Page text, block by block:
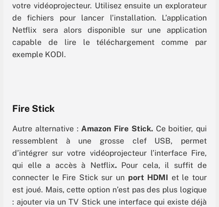
votre vidéoprojecteur. Utilisez ensuite un explorateur
de fichiers pour lancer l’installation. L’application
Netflix sera alors disponible sur une application
capable de lire le téléchargement comme par
exemple KODI.
Fire Stick
Autre alternative : Amazon Fire Stick.Ce boitier, qui
ressemblent à une grosse clef USB, permet
d’intégrer sur votre vidéoprojecteur l’interface Fire,
qui elle a accès à Netflix.Pour cela, il suffit de
connecter le Fire Stick sur un port HDMI et le tour
est joué. Mais, cette option n’est pas des plus logique
: ajouter via un TV Stick une interface qui existe déjà